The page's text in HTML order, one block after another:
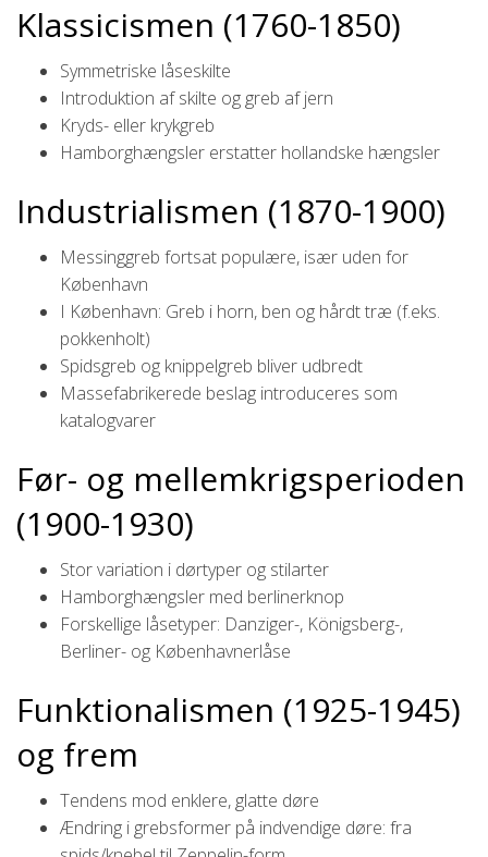
Klassicismen (1760-1850)
Symmetriske låseskilte
Introduktion af skilte og greb af jern
Kryds- eller krykgreb
Hamborghængsler erstatter hollandske hængsler
Industrialismen (1870-1900)
Messinggreb fortsat populære, især uden for
København
I København: Greb i horn, ben og hårdt træ (f.eks.
pokkenholt)
Spidsgreb og knippelgreb bliver udbredt
Massefabrikerede beslag introduceres som
katalogvarer
Før- og mellemkrigsperioden
(1900-1930)
Stor variation i dørtyper og stilarter
Hamborghængsler med berlinerknop
Forskellige låsetyper: Danziger-, Königsberg-,
Berliner- og Københavnerlåse
Funktionalismen (1925-1945)
og frem
Tendens mod enklere, glatte døre
Ændring i grebsformer på indvendige døre: fra